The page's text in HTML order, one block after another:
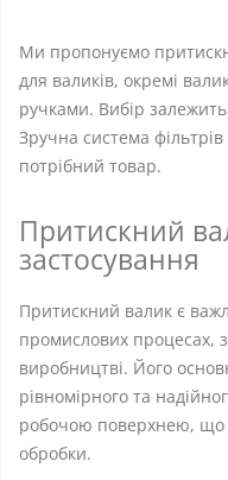
Ми пропонуємо
для валиків, окремі
ручками. Вибір
Зручна система
потрібний товар.
Притискний
застосування
Притискний валик є
промислових процесах,
виробництві. Його
рівномірного та
робочою поверхнею, що
обробки.